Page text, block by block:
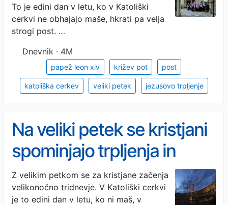
To je edini dan v letu, ko v Katoliški
cerkvi ne obhajajo maše, hkrati pa velja
strogi post. …
Dnevnik · 4M
papež leon xiv križev pot post
katoliška cerkev veliki petek jezusovo trpljenje
Na veliki petek se kristjani
spominjajo trpljenja in
smrti Jezusa Kristusa na
križu
Z velikim petkom se za kristjane začenja
velikonočno tridnevje. V Katoliški cerkvi
je to edini dan v letu, ko ni maš, v